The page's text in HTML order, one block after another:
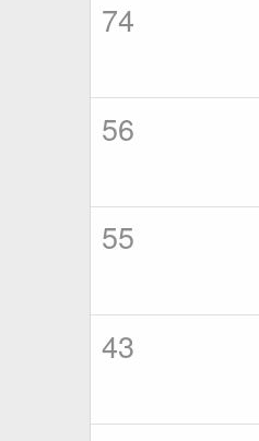
74
56
55
43